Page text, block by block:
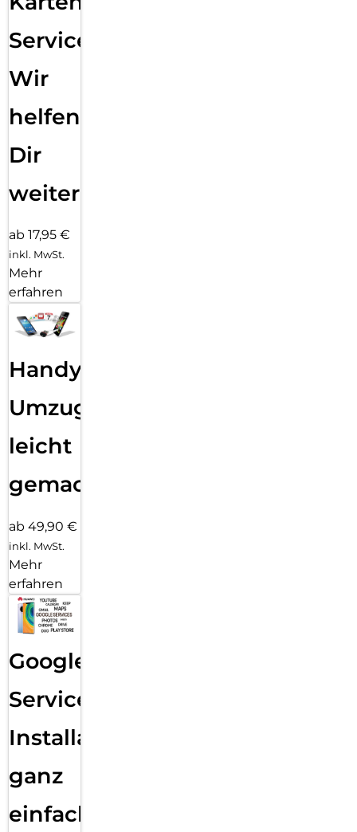
Service:
Wir
helfen
Dir
weiter
ab 17,95 €
inkl. MwSt.
Mehr
erfahren
Handy
Umzug
leicht
gemacht!
ab 49,90 €
inkl. MwSt.
Mehr
erfahren
Google
Services
Installation
ganz
einfach